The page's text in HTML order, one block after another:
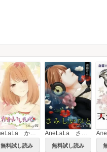
AneLaLa かわいいひと
無料試し読み
AneLaLa さみしいひと
無料試し読み